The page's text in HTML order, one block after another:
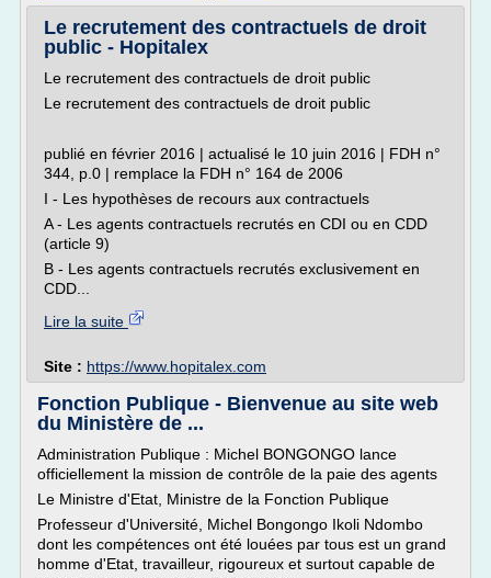
Le recrutement des contractuels de droit
public - Hopitalex
Le recrutement des contractuels de droit public
Le recrutement des contractuels de droit public
publié en février 2016 | actualisé le 10 juin 2016 | FDH n°
344, p.0 | remplace la FDH n° 164 de 2006
I - Les hypothèses de recours aux contractuels
A - Les agents contractuels recrutés en CDI ou en CDD
(article 9)
B - Les agents contractuels recrutés exclusivement en
CDD...
Lire la suite
Site : https://www.hopitalex.com
Fonction Publique - Bienvenue au site web
du Ministère de ...
Administration Publique : Michel BONGONGO lance
officiellement la mission de contrôle de la paie des agents
Le Ministre d'Etat, Ministre de la Fonction Publique
Professeur d'Université, Michel Bongongo Ikoli Ndombo
dont les compétences ont été louées par tous est un grand
homme d'Etat, travailleur, rigoureux et surtout capable de